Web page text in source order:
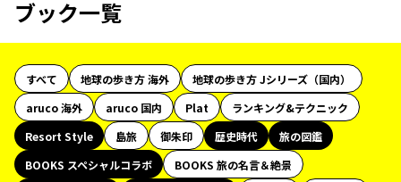
ブック一覧
すべて 地球の歩き方 海外
地球の歩き方 Jシリーズ（国内）
aruco 海外
aruco 国内 Plat
ランキング&テクニック
Resort Style
島旅 御朱印 歴史時代
旅の図鑑
BOOKS スペシャルコラボ
BOOKS 旅の名言＆絶景